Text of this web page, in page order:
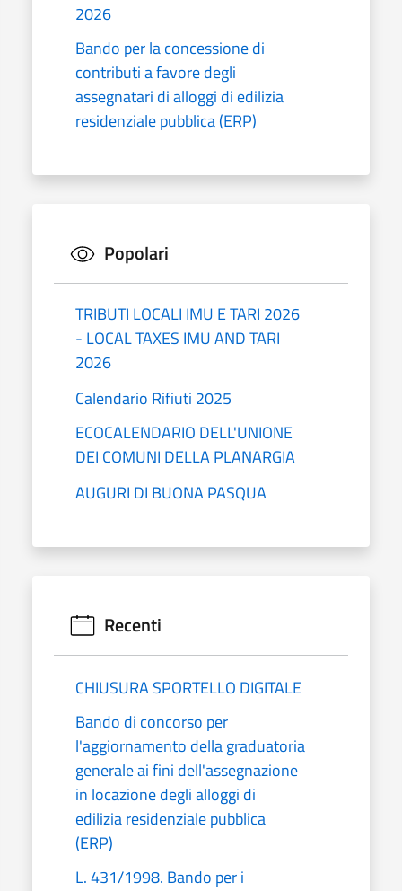
2026
Bando per la concessione di
contributi a favore degli
assegnatari di alloggi di edilizia
residenziale pubblica (ERP)
Popolari
TRIBUTI LOCALI IMU E TARI 2026
- LOCAL TAXES IMU AND TARI
2026
Calendario Rifiuti 2025
ECOCALENDARIO DELL'UNIONE
DEI COMUNI DELLA PLANARGIA
AUGURI DI BUONA PASQUA
Recenti
CHIUSURA SPORTELLO DIGITALE
Bando di concorso per
l'aggiornamento della graduatoria
generale ai fini dell'assegnazione
in locazione degli alloggi di
edilizia residenziale pubblica
(ERP)
L. 431/1998. Bando per i